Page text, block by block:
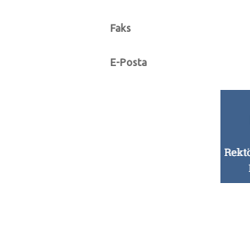
Faks
E-Posta